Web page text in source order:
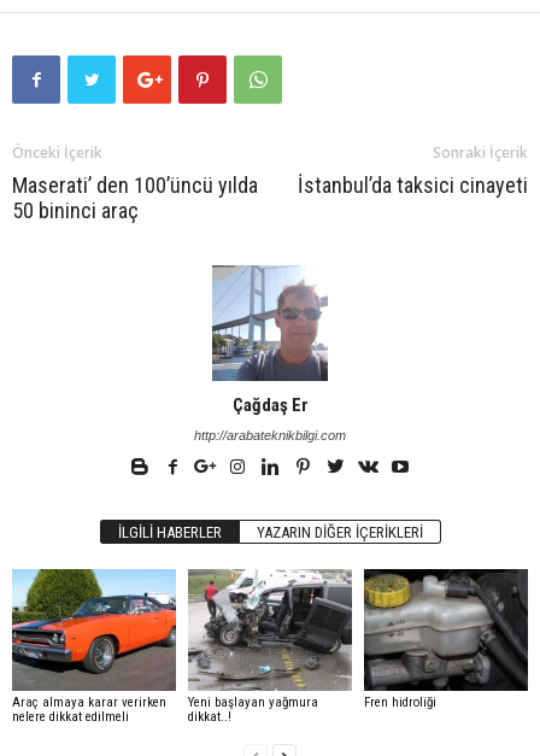
Önceki İçerik
Maserati’ den 100’üncü yılda
50 bininci araç
Sonraki İçerik
İstanbul’da taksici cinayeti
Çağdaş Er
http://arabateknikbilgi.com
İLGILI HABERLER YAZARIN DIĞER İÇERIKLERI
Araç almaya karar verirken
nelere dikkat edilmeli
Yeni başlayan yağmura
dikkat..!
Fren hidroliği